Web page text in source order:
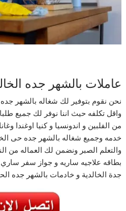
عاملات بالشهر جده
نحن نقوم بتوفير لك شغاله بالشهر
واقل تكلفه حيث اننا نوفر لك جميع
من الفلبين و اندونسيا و كنيا اوغندا
خدمه وجميع شغاله بالشهر جده حى
والتعلم الصبر ونضمن لك العماله من
بطاقه علاجيه ساريه و جواز سفر ساري
جدة الخالدية و خادمات بالشهر جده